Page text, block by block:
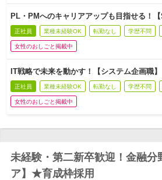
PL・PMへのキャリアアップも目指せる！【
正社員 業種未経験OK 転勤なし 学歴不問
女性のおしごと掲載中
IT戦略で未来を動かす！【システム企画職】
正社員 業種未経験OK 転勤なし 学歴不問
女性のおしごと掲載中
未経験・第二新卒歓迎！金融分
ア】★育成枠採用